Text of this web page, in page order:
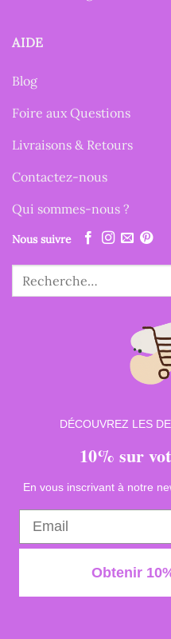
AIDE
Blog
Foire aux Questions
Livraisons & Retours
Contactez-nous
Qui sommes-nous ?
Nous suivre
Recherche
pour :
DÉCOUVREZ LES
10% sur
En vous inscrivant à notre
Obtenir